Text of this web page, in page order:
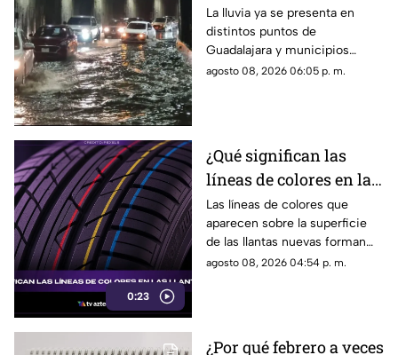
Guadalajara deja
fuertes vientos y
amenaza de granizo
La lluvia ya se presenta en
distintos puntos de
Guadalajara y municipios
cercanos, con fuertes vientos,
agosto 08, 2026 06:05 p. m.
0:23
¿Qué significan las
líneas de colores en las
llantas nuevas?
Las líneas de colores que
aparecen sobre la superficie
de las llantas nuevas forman
parte del proceso de
agosto 08, 2026 04:54 p. m.
¿Por qué febrero a veces